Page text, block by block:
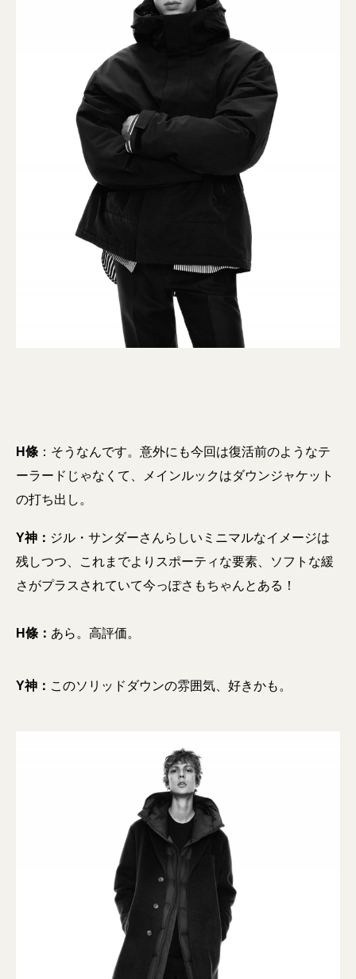
H條 ：そうなんです。意外にも今回は復活前のようなテ
ーラードじゃなくて、メインルックはダウンジャケット
の打ち出し。
Y神： ジル・サンダーさんらしいミニマルなイメージは
残しつつ、これまでよりスポーティな要素、ソフトな緩
さがプラスされていて今っぽさもちゃんとある！
H條： あら。高評価。
Y神： このソリッドダウンの雰囲気、好きかも。